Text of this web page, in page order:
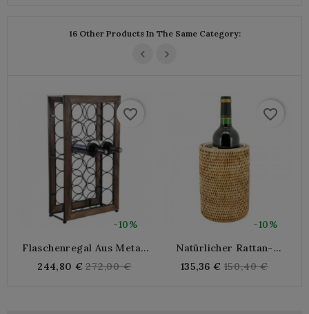
16 Other Products In The Same Category:
-10%
favorite_border
Flaschenregal Aus Metall
244,80 € Regular
272,00 €
-10%
favorite_border
Natürlicher Rattan-
Edelstahlfach,
135,36 € Regular
150,40 €